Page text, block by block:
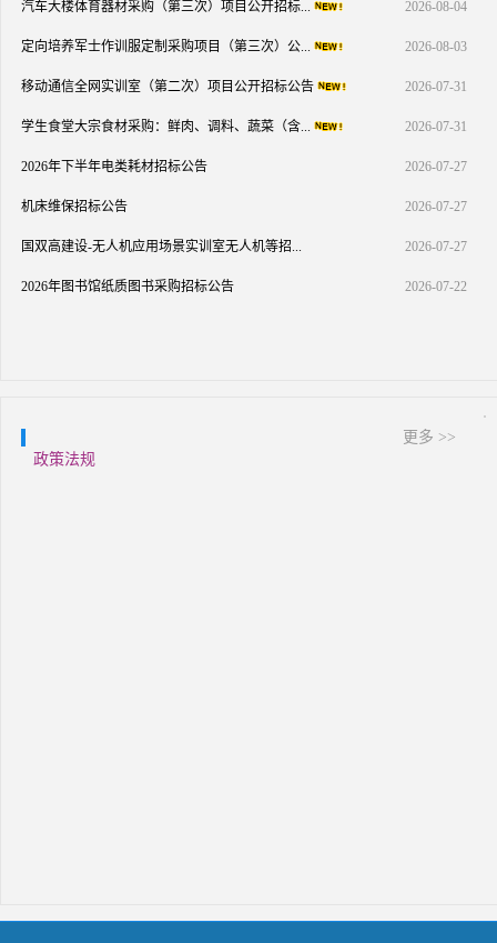
2026-08-04
汽车大楼体育器材采购（第三次）项目公开招标...
2026-08-03
定向培养军士作训服定制采购项目（第三次）公...
2026-07-31
移动通信全网实训室（第二次）项目公开招标公告
2026-07-31
学生食堂大宗食材采购：鲜肉、调料、蔬菜（含...
2026-07-27
2026年下半年电类耗材招标公告
2026-07-27
机床维保招标公告
2026-07-27
国双高建设-无人机应用场景实训室无人机等招...
2026-07-22
2026年图书馆纸质图书采购招标公告
更多 >>
政策法规